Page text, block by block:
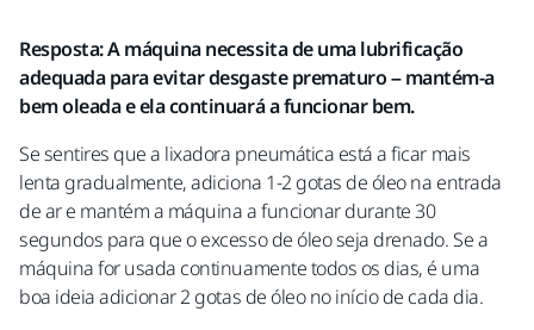
Resposta: A máquina necessita de uma lubrificação
adequada para evitar desgaste prematuro – mantém-a
bem oleada e ela continuará a funcionar bem.
Se sentires que a lixadora pneumática está a ficar mais
lenta gradualmente, adiciona 1-2 gotas de óleo na entrada
de ar e mantém a máquina a funcionar durante 30
segundos para que o excesso de óleo seja drenado. Se a
máquina for usada continuamente todos os dias, é uma
boa ideia adicionar 2 gotas de óleo no início de cada dia.